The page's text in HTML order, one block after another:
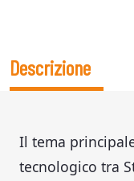
Descrizione
Il tema
tecnologico tra